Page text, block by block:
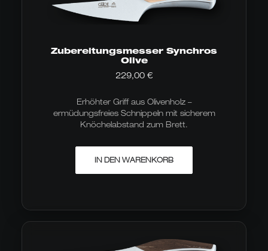
Zubereitungsmesser Synchros
Olive
229,00 €
Erhöhter Griff aus Olivenholz –
ermüdungsfreies Schnippeln mit sicherem
Knöchelabstand zum Brett.
IN DEN WARENKORB